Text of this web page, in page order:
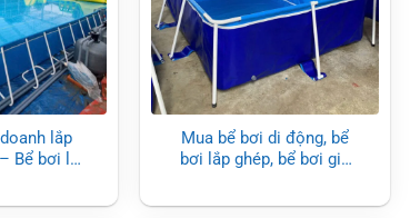
lắp
Bể bơi lắp
Mua bể bơi di động, bể
bơi lắp ghép, bể bơi gia